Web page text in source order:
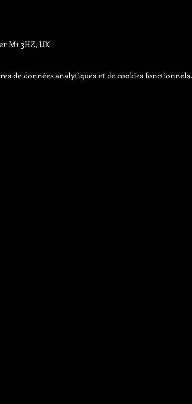
M1 3HZ, UK
de données analytiques et de cookies fonctionnels.